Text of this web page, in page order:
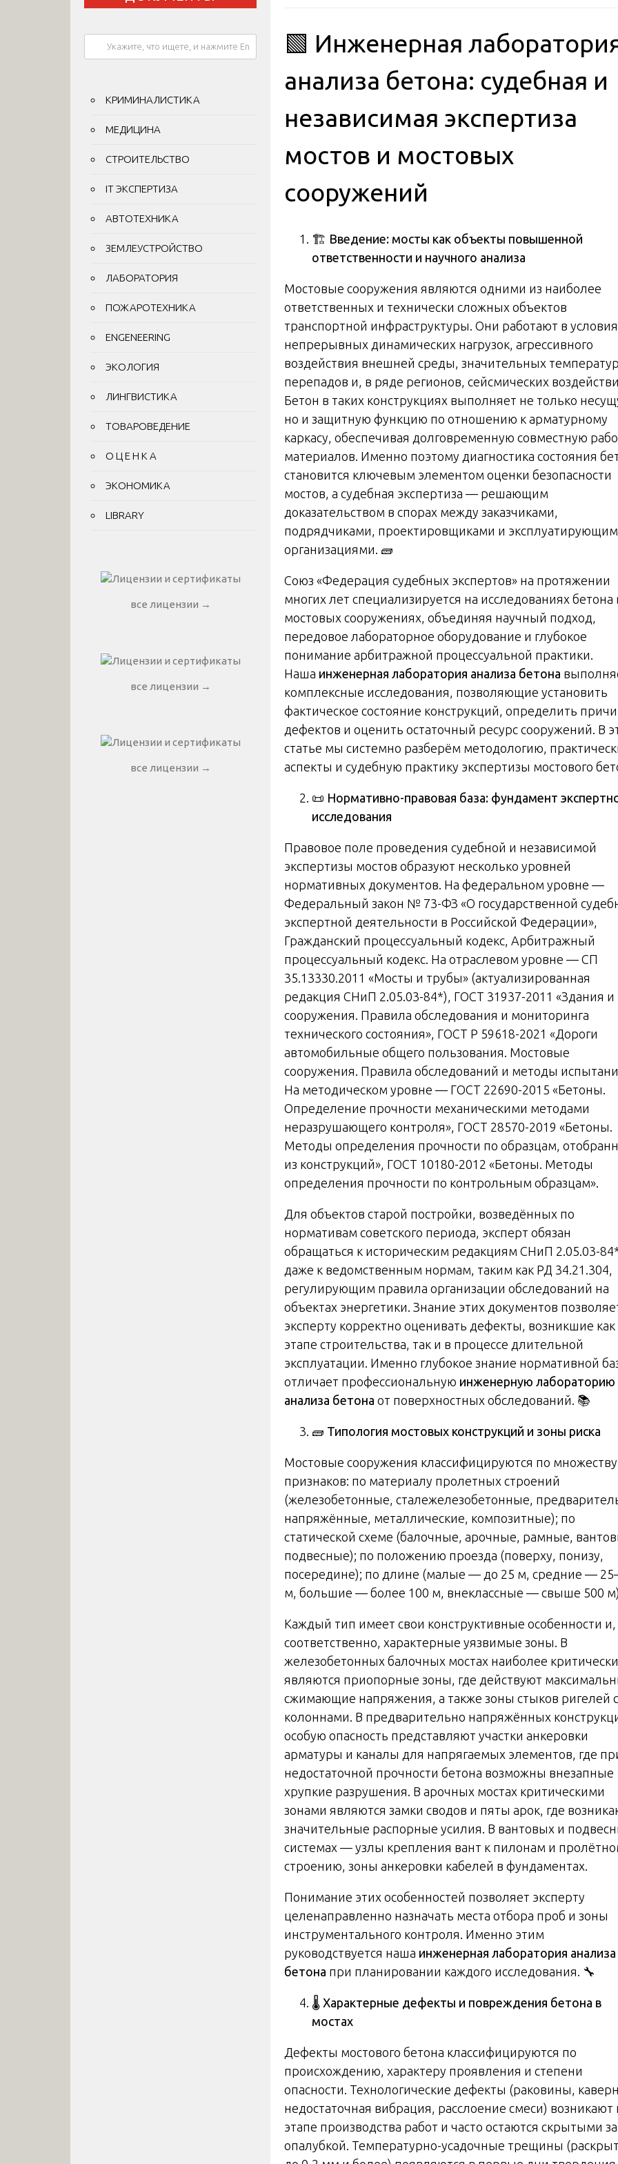
🟩 Инженерная
анализа бетона: судебная и
независимая экспертиза
мостов и мостовых
сооружений
🏗 ️ Введение: мосты как объекты повышенной
ответственности и научного анализа
Мостовые сооружения являются одними из наиболее
ответственных и технически сложных объектов
транспортной инфраструктуры. Они работают в
непрерывных динамических нагрузок, агрессивного
воздействия внешней среды, значительных
перепадов и, в ряде регионов, сейсмических
Бетон в таких конструкциях выполняет не только
но и защитную функцию по отношению к арматурному
каркасу, обеспечивая долговременную совместную
материалов. Именно поэтому диагностика состояния
становится ключевым элементом оценки безопасности
мостов, а судебная экспертиза — решающим
доказательством в спорах между заказчиками,
подрядчиками, проектировщиками и
организациями. 🧱
Союз «Федерация судебных экспертов» на протяжении
многих лет специализируется на исследованиях бетона
мостовых сооружениях, объединяя научный подход,
передовое лабораторное оборудование и глубокое
понимание арбитражной процессуальной практики.
Наша инженерная лаборатория анализа бетона
комплексные исследования, позволяющие установить
фактическое состояние конструкций, определить
дефектов и оценить остаточный ресурс сооружений. В
статье мы системно разберём методологию,
аспекты и судебную практику экспертизы мостового
📜 Нормативно-правовая база: фундамент
исследования
Правовое поле проведения судебной и независимой
экспертизы мостов образуют несколько уровней
нормативных документов. На федеральном уровне —
Федеральный закон № 73-ФЗ «О государственной
экспертной деятельности в Российской Федерации»,
Гражданский процессуальный кодекс, Арбитражный
процессуальный кодекс. На отраслевом уровне — СП
35.13330.2011 «Мосты и трубы» (актуализированная
редакция СНиП 2.05.03-84*), ГОСТ 31937-2011 «Здания и
сооружения. Правила обследования и мониторинга
технического состояния», ГОСТ Р 59618-2021 «Дороги
автомобильные общего пользования. Мостовые
сооружения. Правила обследований и методы
На методическом уровне — ГОСТ 22690-2015 «Бетоны.
Определение прочности механическими методами
неразрушающего контроля», ГОСТ 28570-2019 «Бетоны.
Методы определения прочности по образцам,
из конструкций», ГОСТ 10180-2012 «Бетоны. Методы
определения прочности по контрольным образцам».
Для объектов старой постройки, возведённых по
нормативам советского периода, эксперт обязан
обращаться к историческим редакциям СНиП 2.05.03-
даже к ведомственным нормам, таким как РД 34.21.304,
регулирующим правила организации обследований на
объектах энергетики. Знание этих документов
эксперту корректно оценивать дефекты, возникшие как
этапе строительства, так и в процессе длительной
эксплуатации. Именно глубокое знание нормативной
отличает профессиональную инженерную лабораторию
анализа бетона от поверхностных обследований. 📚
🧱 Типология мостовых конструкций и зоны риска
Мостовые сооружения классифицируются по множеству
признаков: по материалу пролетных строений
(железобетонные, сталежелезобетонные,
напряжённые, металлические, композитные); по
статической схеме (балочные, арочные, рамные,
подвесные); по положению проезда (поверху, понизу,
посередине); по длине (малые — до 25 м, средние —
м, большие — более 100 м, внеклассные — свыше 500 м).
Каждый тип имеет свои конструктивные особенности и,
соответственно, характерные уязвимые зоны. В
железобетонных балочных мостах наиболее
являются приопорные зоны, где действуют
сжимающие напряжения, а также зоны стыков ригелей с
колоннами. В предварительно напряжённых
особую опасность представляют участки анкеровки
арматуры и каналы для напрягаемых элементов, где
недостаточной прочности бетона возможны внезапные
хрупкие разрушения. В арочных мостах критическими
зонами являются замки сводов и пяты арок, где
значительные распорные усилия. В вантовых и
системах — узлы крепления вант к пилонам и
строению, зоны анкеровки кабелей в фундаментах.
Понимание этих особенностей позволяет эксперту
целенаправленно назначать места отбора проб и зоны
инструментального контроля. Именно этим
руководствуется наша инженерная лаборатория анализа
бетона при планировании каждого исследования. 🔧
🌡 ️ Характерные дефекты и повреждения бетона в
мостах
Дефекты мостового бетона классифицируются по
происхождению, характеру проявления и степени
опасности. Технологические дефекты (раковины,
недостаточная вибрация, расслоение смеси) возникают
этапе производства работ и часто остаются скрытыми за
опалубкой. Температурно-усадочные трещины
КРИМИНАЛИСТИКА
МЕДИЦИНА
СТРОИТЕЛЬСТВО
IT ЭКСПЕРТИЗА
АВТОТЕХНИКА
ЗЕМЛЕУСТРОЙСТВО
ЛАБОРАТОРИЯ
ПОЖАРОТЕХНИКА
ENGENEERING
ЭКОЛОГИЯ
ЛИНГВИСТИКА
ТОВАРОВЕДЕНИЕ
О Ц Е Н К А
ЭКОНОМИКА
LIBRARY
все лицензии →
все лицензии →
все лицензии →